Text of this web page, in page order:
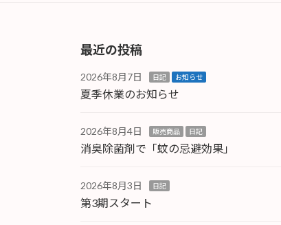
最近の投稿
2026年8月7日 日記 お知らせ
夏季休業のお知らせ
2026年8月4日 販売商品 日記
消臭除菌剤で「蚊の忌避効果」
2026年8月3日 日記
第3期スタート